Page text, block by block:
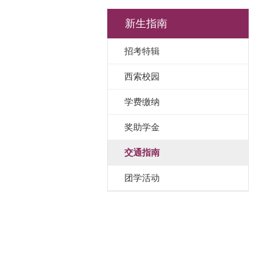
新生指南
招考特辑
西索校园
学费缴纳
奖助学金
交通指南
团学活动